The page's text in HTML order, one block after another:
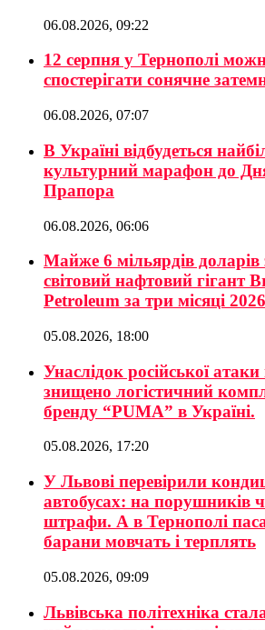
06.08.2026, 09:22
12 серпня у Тернополі
спостерігати сонячне
06.08.2026, 07:07
В Україні відбудеться
культурний марафон до
Прапора
06.08.2026, 06:06
Майже 6 мільярдів доларів
світовий нафтовий гігант
Petroleum за три місяці
05.08.2026, 18:00
Унаслідок російської
знищено логістичний
бренду “PUMA” в Україні.
05.08.2026, 17:20
У Львові перевірили
автобусах: на порушників
штрафи. А в Тернополі
барани мовчать і терплять
05.08.2026, 09:09
Львівська політехніка